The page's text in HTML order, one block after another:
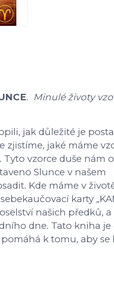
. Minulé životy
jak důležité je
zjistíme, jaké máme
vzorce duše nám
Slunce v našem
Kde máme v
karty
našich předků, a
dne. Tato kniha je
k tomu, aby se